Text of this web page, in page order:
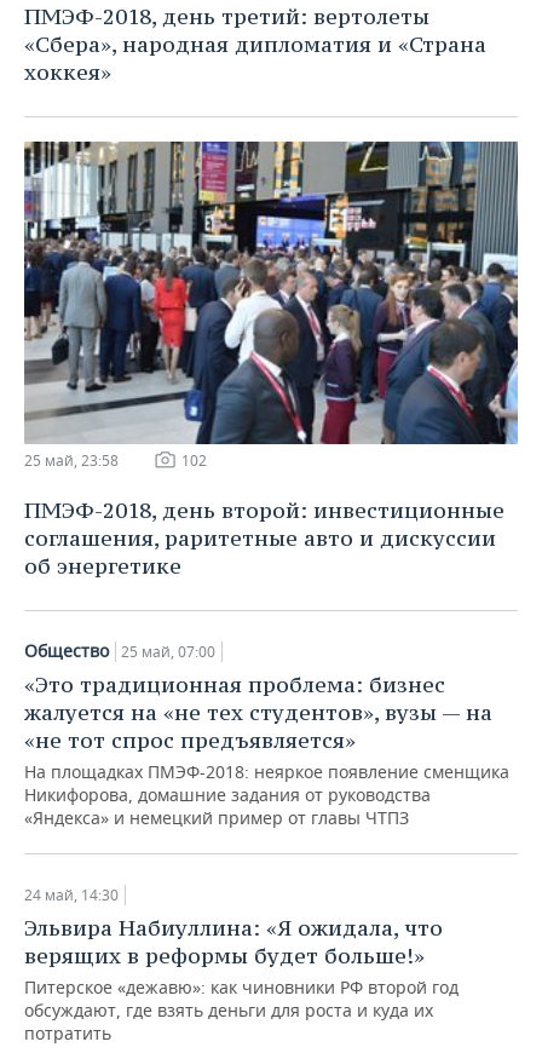
ПМЭФ-2018, день третий: вертолеты
«Сбера», народная дипломатия и «Страна
хоккея»
25 май, 23:58 102
ПМЭФ-2018, день второй: инвестиционные
соглашения, раритетные авто и дискуссии
об энергетике
Общество 25 май, 07:00
«Это традиционная проблема: бизнес
жалуется на «не тех студентов», вузы — на
«не тот спрос предъявляется»
На площадках ПМЭФ-2018: неяркое появление сменщика
Никифорова, домашние задания от руководства
«Яндекса» и немецкий пример от главы ЧТПЗ
24 май, 14:30
Эльвира Набиуллина: «Я ожидала, что
верящих в реформы будет больше!»
Питерское «дежавю»: как чиновники РФ второй год
обсуждают, где взять деньги для роста и куда их
потратить